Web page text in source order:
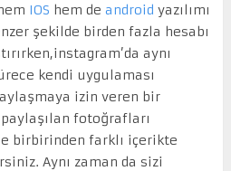
IOS hem de android yazılımı
şekilde birden fazla hesabı
aynı
kendi uygulaması
izin veren bir
fotoğrafları
birbirinden farklı içerikte
Aynı zaman da sizi